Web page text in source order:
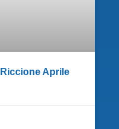
Aprile